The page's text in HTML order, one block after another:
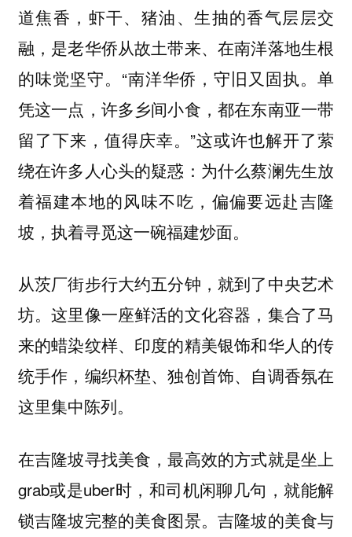
道焦香，虾干、猪油、生抽的香气层层交
融，是老华侨从故土带来、在南洋落地生根
的味觉坚守。“南洋华侨，守旧又固执。单
凭这一点，许多乡间小食，都在东南亚一带
留了下来，值得庆幸。”这或许也解开了萦
绕在许多人心头的疑惑：为什么蔡澜先生放
着福建本地的风味不吃，偏偏要远赴吉隆
坡，执着寻觅这一碗福建炒面。
从茨厂街步行大约五分钟，就到了中央艺术
坊。这里像一座鲜活的文化容器，集合了马
来的蜡染纹样、印度的精美银饰和华人的传
统手作，编织杯垫、独创首饰、自调香氛在
这里集中陈列。
在吉隆坡寻找美食，最高效的方式就是坐上
grab或是uber时，和司机闲聊几句，就能解
锁吉隆坡完整的美食图景。吉隆坡的美食与